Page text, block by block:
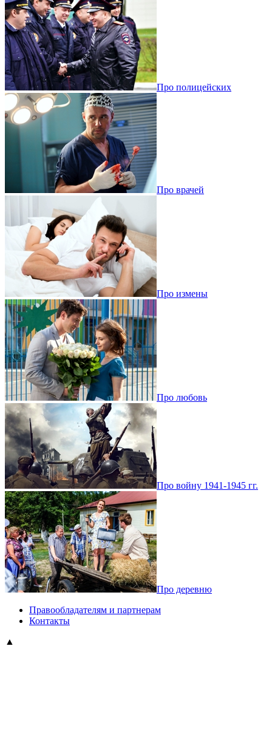
Про полицейских
Про врачей
Про измены
Про любовь
Про войну 1941-1945 гг.
Про деревню
Правообладателям и партнерам
Контакты
▲